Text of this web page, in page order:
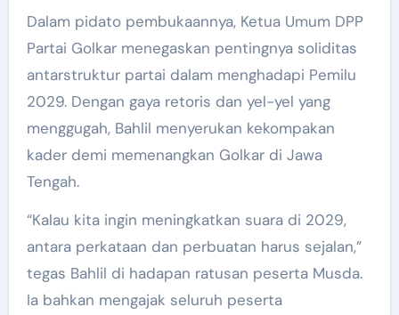
Dalam pidato pembukaannya, Ketua Umum DPP
Partai Golkar menegaskan pentingnya soliditas
antarstruktur partai dalam menghadapi Pemilu
2029. Dengan gaya retoris dan yel-yel yang
menggugah, Bahlil menyerukan kekompakan
kader demi memenangkan Golkar di Jawa
Tengah.
“Kalau kita ingin meningkatkan suara di 2029,
antara perkataan dan perbuatan harus sejalan,”
tegas Bahlil di hadapan ratusan peserta Musda.
Ia bahkan mengajak seluruh peserta